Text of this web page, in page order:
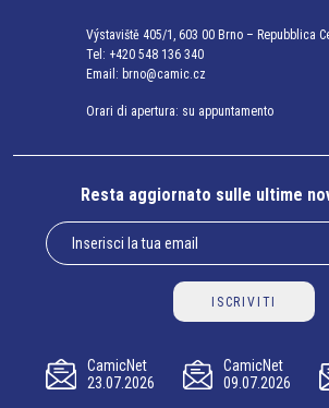
Výstaviště 405/1, 603 00 Brno – Repubblica
Tel: +420 548 136 340
Email: brno@camic.cz
Orari di apertura: su appuntamento
Resta aggiornato sulle ultime
ISCRIVITI
CamicNet
23.07.2026
CamicNet
09.07.2026